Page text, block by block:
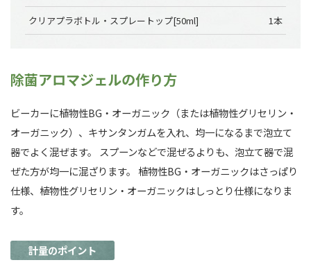
クリアプラボトル・スプレートップ[50ml] 1本
除菌アロマジェルの作り方
ビーカーに植物性BG・オーガニック（または植物性グリセリン・
オーガニック）、キサンタンガムを入れ、均一になるまで泡立て
器でよく混ぜます。 スプーンなどで混ぜるよりも、泡立て器で混
ぜた方が均一に混ざります。 植物性BG・オーガニックはさっぱり
仕様、植物性グリセリン・オーガニックはしっとり仕様になりま
す。
計量のポイント